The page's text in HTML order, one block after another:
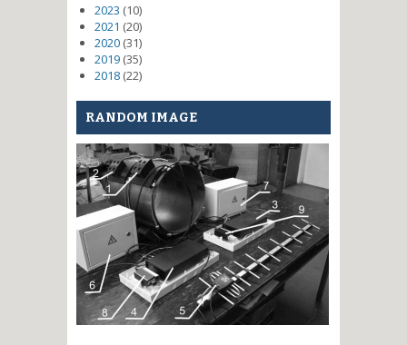
2023 (10)
2021 (20)
2020 (31)
2019 (35)
2018 (22)
RANDOM IMAGE